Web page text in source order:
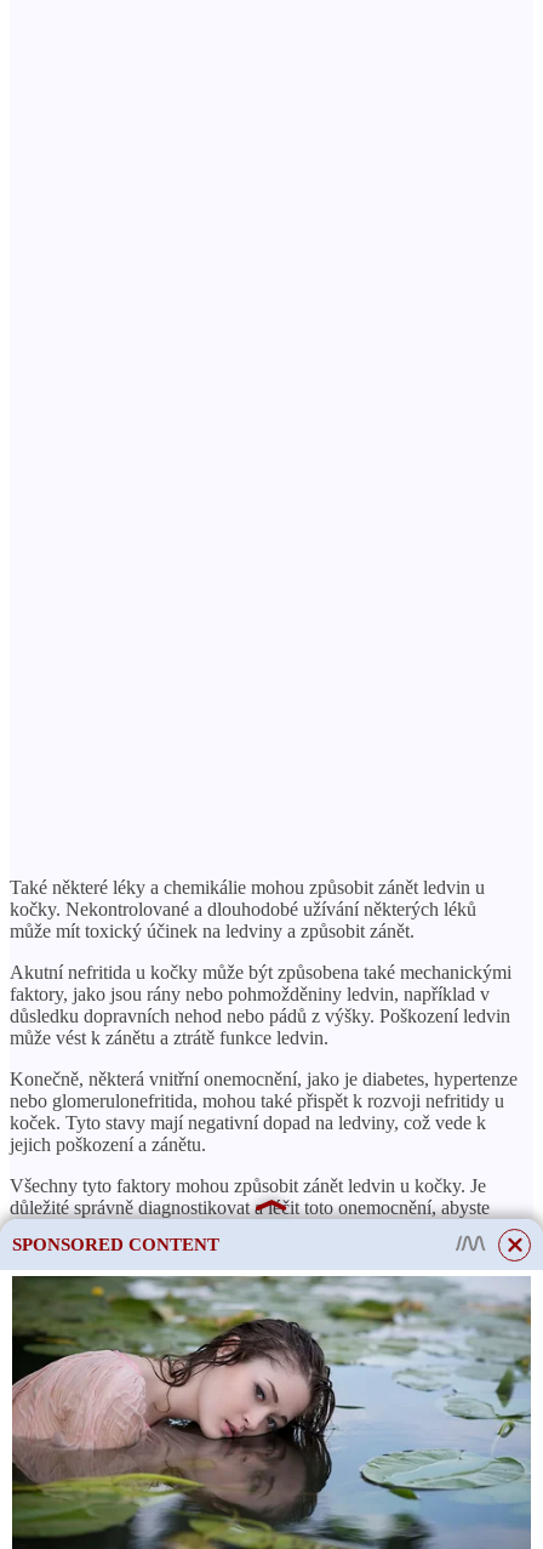
Také některé léky a chemikálie mohou způsobit zánět ledvin u
kočky. Nekontrolované a dlouhodobé užívání některých léků
může mít toxický účinek na ledviny a způsobit zánět.
Akutní nefritida u kočky může být způsobena také mechanickými
faktory, jako jsou rány nebo pohmožděniny ledvin, například v
důsledku dopravních nehod nebo pádů z výšky. Poškození ledvin
může vést k zánětu a ztrátě funkce ledvin.
Konečně, některá vnitřní onemocnění, jako je diabetes, hypertenze
nebo glomerulonefritida, mohou také přispět k rozvoji nefritidy u
koček. Tyto stavy mají negativní dopad na ledviny, což vede k
jejich poškození a zánětu.
Všechny tyto faktory mohou způsobit zánět ledvin u kočky. Je
důležité správně diagnostikovat a léčit toto onemocnění, abyste
Léčba zánětu ledvin u koček
Diagnóza zánětu ledvin u kočky
Prvním krokem při léčbě nefritidy u koček je diagnostika
onemocnění. Veterinář vyšetří vašeho mazlíčka a provede testy,
aby zhodnotil funkci ledvin. Obvykle jsou vyžadovány testy krve
a moči.
This site uses cookies to store data. By continuing to use the site, you consent
to the use of these files.
OK
SPONSORED CONTENT